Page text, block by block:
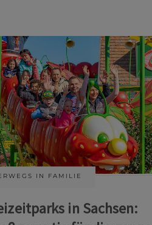
IN FAMILIE
in Sachsen: